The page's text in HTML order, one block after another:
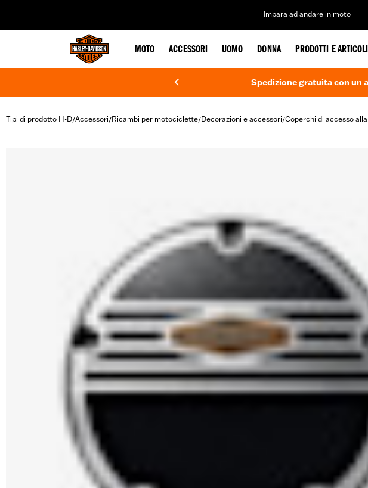
Impara ad andare in moto
MOTO ACCESSORI UOMO DONNA PRODOTTI E
Spedizione gratuita con un
Tipi di prodotto H-D/Accessori/Ricambi per motociclette/Decorazioni e accessori/Coperchi di accesso